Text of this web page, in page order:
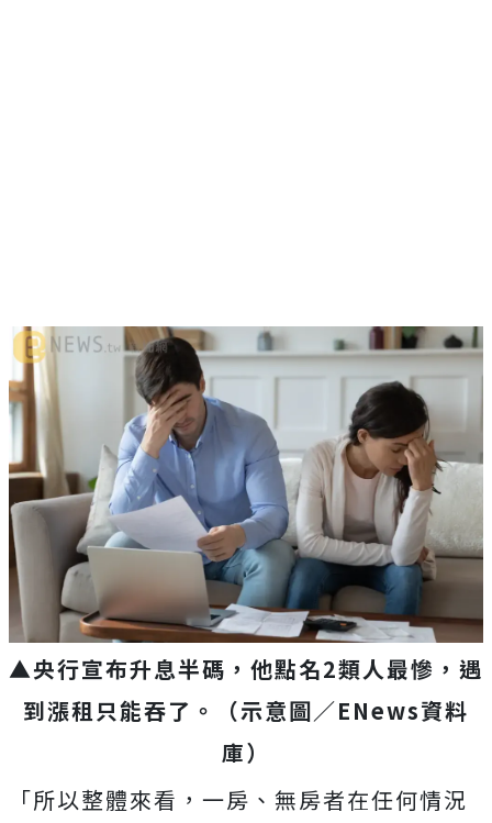
▲央行宣布升息半碼，他點名2類人最慘，遇
到漲租只能吞了。（示意圖／ENews資料
庫）
「所以整體來看，一房、無房者在任何情況